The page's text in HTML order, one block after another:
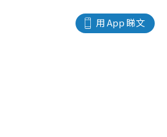
用 App 睇文